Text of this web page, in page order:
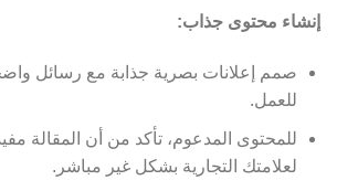
إنشاء محتوى جذاب:
صمم إعلانات بصرية جذابة مع رسائل
للعمل.
للمحتوى المدعوم، تأكد من أن المقالة
لعلامتك التجارية بشكل غير مباشر.